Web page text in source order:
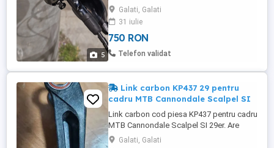
5
putere mare de frânare. Mici zgârieturi pe
manete si in locurile in care cablurile s-au
atins. Suruburile de montare al etrierilor pe
bicicletă nu sunt incluse. Produsul este
folosit. Nu ofer garanție. Nu se poate
Galati, Galati
31 iulie
750 RON
Telefon validat
Link carbon KP437 29 pentru
cadru MTB Cannondale Scalpel SI
Link carbon cod piesa KP437 pentru cadru
MTB Cannondale Scalpel SI 29er. Are
rulmenti Enduro 6802 LLU MAX. Produsul
Galati, Galati